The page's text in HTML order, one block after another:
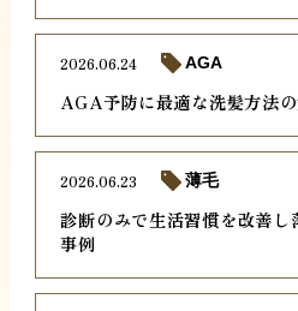
AGA予防に最適な洗髪方法
2026.06.24 AGA
診断のみで生活習慣を改善し
事例
2026.06.23 薄毛